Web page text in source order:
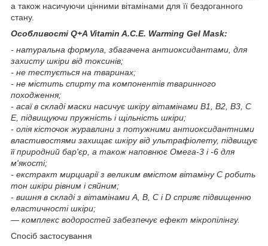
а також насичуючи цінними вітамінами для її бездоганного
стану.
Особливості Q+A Vitamin A.C.E. Warming Gel Mask:
- натуральна формула, збагачена антиоксидантами, для
захисту шкіри від токсинів;
- не тестується на тваринах;
- не містить спирту та компонентів тваринного
походження;
- асаї в складі маски насичує шкіру вітамінами B1, B2, B3, C
E, підвищуючи пружність і щільність шкіри;
- олія кісточок журавлини з потужними антиоксидантними
властивостями захищає шкіру від ультрафіолету, підвищує
її природний бар'єр, а також наповнює Омега-3 і -6 для
м'якості;
- екстракт мирциарії з великим вмістом вітаміну C робить
тон шкіри рівним і сяйним;
- вишня в складі з вітамінами А, В, C і D сприяє підвищенню
еластичності шкіри;
— комплекс водоростей забезпечує ефект мікропілінгу.
Спосіб застосування